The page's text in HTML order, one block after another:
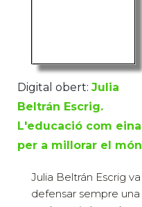
Digital obert: Julia
Beltrán Escrig.
L'educació com eina
per a millorar el món
Julia Beltrán Escrig va
defensar sempre una